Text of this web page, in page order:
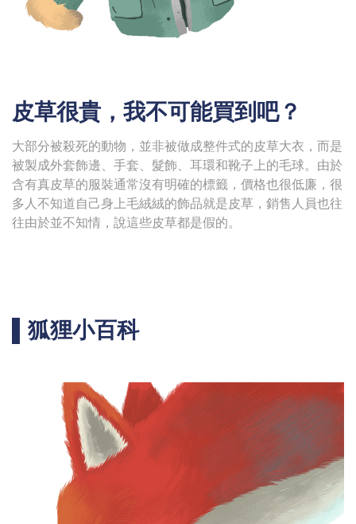
皮草很貴，我不可能買到吧？
大部分被殺死的動物，並非被做成整件式的皮草大衣，而是
被製成外套飾邊、手套、髮飾、耳環和靴子上的毛球。由於
含有真皮草的服裝通常沒有明確的標籤，價格也很低廉，很
多人不知道自己身上毛絨絨的飾品就是皮草，銷售人員也往
往由於並不知情，說這些皮草都是假的。
▌狐狸小百科